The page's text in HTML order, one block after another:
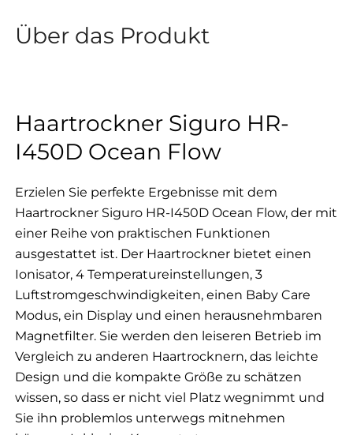
Über das Produkt
Haartrockner Siguro HR-
I450D Ocean Flow
Erzielen Sie perfekte Ergebnisse mit dem
Haartrockner Siguro HR-I450D Ocean Flow, der mit
einer Reihe von praktischen Funktionen
ausgestattet ist. Der Haartrockner bietet einen
Ionisator, 4 Temperatureinstellungen, 3
Luftstromgeschwindigkeiten, einen Baby Care
Modus, ein Display und einen herausnehmbaren
Magnetfilter. Sie werden den leiseren Betrieb im
Vergleich zu anderen Haartrocknern, das leichte
Design und die kompakte Größe zu schätzen
wissen, so dass er nicht viel Platz wegnimmt und
Sie ihn problemlos unterwegs mitnehmen